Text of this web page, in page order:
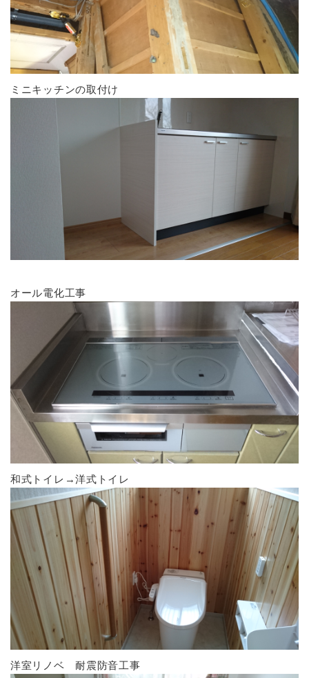
ミニキッチンの取付け
オール電化工事
和式トイレ→洋式トイレ
洋室リノベ 耐震防音工事